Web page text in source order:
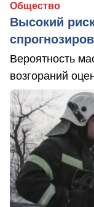
Общество
Высокий
Вероятность
возгораний